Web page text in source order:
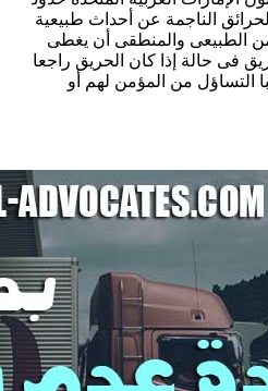
الناجمة عن أحداث طبيعية
من الطبيعى والمنطقى أن يغطى
فى حالة إذا كان الحريق راجعا
التساؤل من المؤمن لهم أو